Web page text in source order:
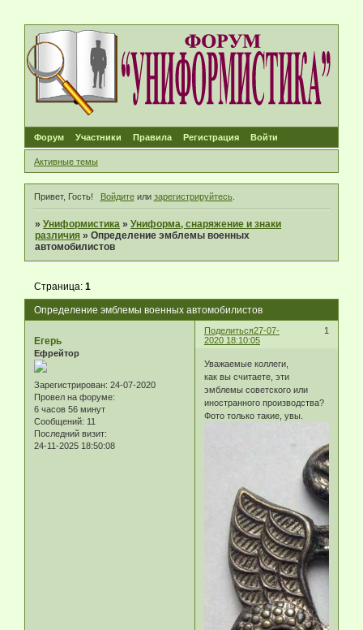
Форум Участники Правила Регистрация Войти
Активные темы
Привет, Гость! Войдитеили зарегистрируйтесь.
»Униформистика »Униформа, снаряжение и знаки
различия »Определение эмблемы военных
автомобилистов
Определение эмблемы военных автомобилистов
Страница:1
Поделиться 1
27-07-
2020 18:10:05
Егерь
Ефрейтор
Зарегистрирован: 24-07-2020
Провел на форуме:
6 часов 56 минут
Сообщений: 11
Последний визит:
24-11-2025 18:50:08
Уважаемые коллеги,
как вы считаете, эти
эмблемы советского или
иностранного производства?
Фото только такие, увы.